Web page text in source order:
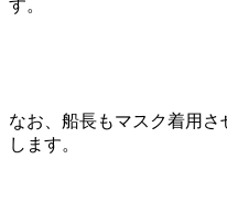
す。
なお、船長もマスク着用
します。